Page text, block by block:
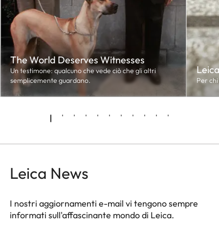
The World Deserves Witnesses
Un testimone: qualcuno che vede ciò che gli altri
semplicemente guardano.
Per
Leica News
I nostri aggiornamenti e-mail vi tengono sempre
informati sull'affascinante mondo di Leica.